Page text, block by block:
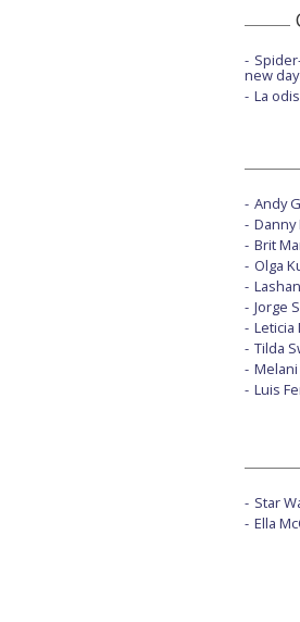
new day
La
Andy
Danny
Brit
Olga
Jorge
Leticia
Tilda
Luis
Star
Ella